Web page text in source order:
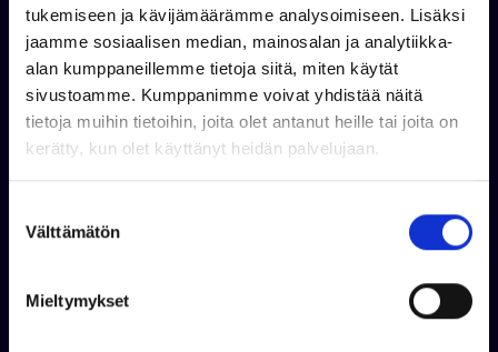
tukemiseen ja kävijämäärämme analysoimiseen. Lisäksi
jaamme sosiaalisen median, mainosalan ja analytiikka-
alan kumppaneillemme tietoja siitä, miten käytät
sivustoamme. Kumppanimme voivat yhdistää näitä
tietoja muihin tietoihin, joita olet antanut heille tai joita on
kerätty, kun olet käyttänyt heidän palvelujaan.
Välttämätön
Mieltymykset
FALCON
Falcon + Mercury F150
XL
Tuotetta ei ole varastossa
SUVI
Suvi 45 Duo + Yamaha
F30
Tuotetta ei ole varastossa
Tarjouspyyntö